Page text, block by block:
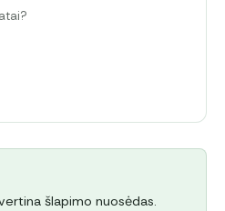
šlapimo nuosėdas.